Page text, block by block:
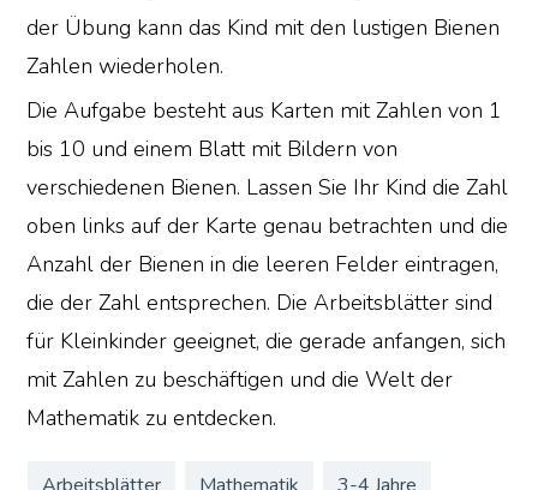
der Übung kann das Kind mit den lustigen Bienen
Zahlen wiederholen.
Die Aufgabe besteht aus Karten mit Zahlen von 1
bis 10 und einem Blatt mit Bildern von
verschiedenen Bienen. Lassen Sie Ihr Kind die Zahl
oben links auf der Karte genau betrachten und die
Anzahl der Bienen in die leeren Felder eintragen,
die der Zahl entsprechen. Die Arbeitsblätter sind
für Kleinkinder geeignet, die gerade anfangen, sich
mit Zahlen zu beschäftigen und die Welt der
Mathematik zu entdecken.